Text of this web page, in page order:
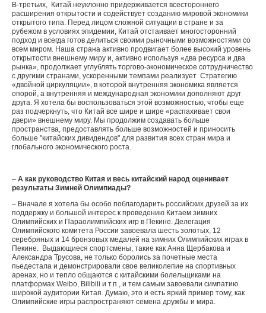
В-третьих, Китай неуклонно придерживается всестороннего
расширения открытости и содействует созданию мировой экономики
открытого типа. Перед лицом сложной ситуации в стране и за
рубежом в условиях эпидемии, Китай отстаивает многосторонний
подход и всегда готов делиться своими рыночными возможностями со
всем миром. Наша страна активно продвигает более высокий уровень
открытости внешнему миру и, активно используя «два ресурса и два
рынка», продолжает углублять торгово-экономическое сотрудничество
с другими странами, ускоренными темпами реализует Стратегию
«двойной циркуляции», в которой внутренняя экономика является
опорой, а внутренняя и международная экономики дополняют друг
друга. Я хотела бы воспользоваться этой возможностью, чтобы еще
раз подчеркнуть, что Китай все шире и шире «распахивает свои
двери» внешнему миру. Мы продолжим создавать больше
пространства, предоставлять больше возможностей и приносить
больше "китайских дивидендов" для развития всех стран мира и
глобального экономического роста.
– А как руководство Китая и весь китайский народ оценивает
результаты Зимней Олимпиады?
– Вначале я хотела бы особо поблагодарить российских друзей за их
поддержку и большой интерес к проведению Китаем зимних
Олимпийских и Параолимпийских игр в Пекине. Делегация
Олимпийского комитета России завоевала шесть золотых, 12
серебряных и 14 бронзовых медалей на зимних Олимпийских играх в
Пекине. Выдающиеся спортсмены, такие как Анна Щербакова и
Александра Трусова, не только боролись за почетные места
пьедестала и демонстрировали свое великолепие на спортивных
аренах, но и тепло общаются с китайскими болельщиками на
платформах Weibo, Bilibili и т.п., и тем самым завоевали симпатию
широкой аудитории Китая. Думаю, это и есть яркий пример тому, как
Олимпийские игры распространяют семена дружбы и мира.